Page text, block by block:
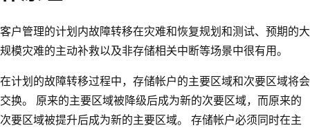
客户管理的计划内故障转移在灾难和恢复规划和测试、预期的大
规模灾难的主动补救以及非存储相关中断等场景中很有用。
在计划的故障转移过程中，存储帐户的主要区域和次要区域将会
交换。 原来的主要区域被降级后成为新的次要区域，而原来的
次要区域被提升后成为新的主要区域。 存储帐户必须同时在主